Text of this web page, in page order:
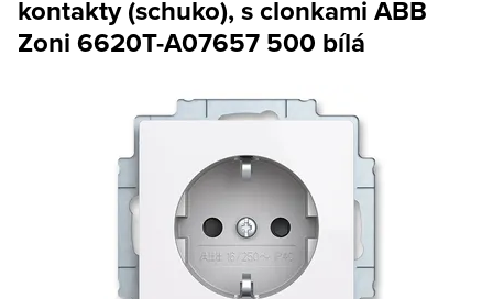
kontakty (schuko), s clonkami ABB
Zoni 6620T-A07657 500 bílá